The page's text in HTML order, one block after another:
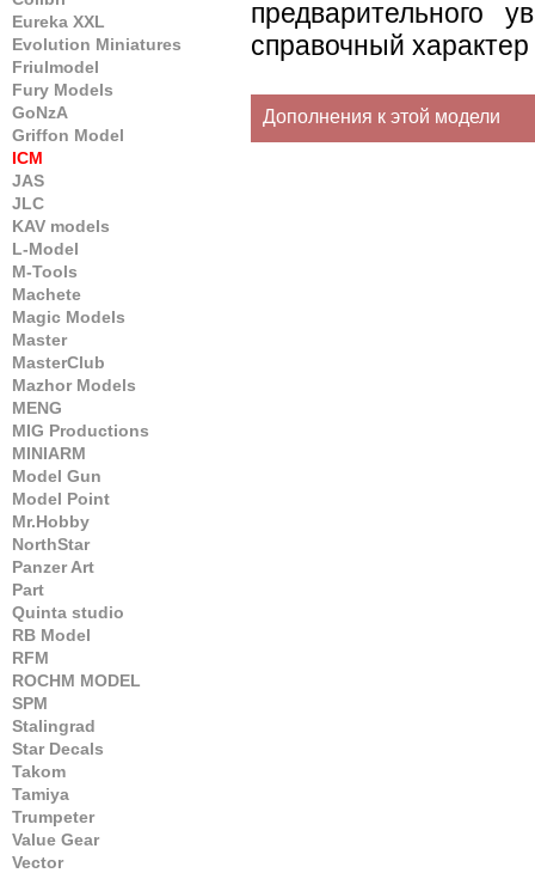
Eureka XXL
Evolution Miniatures
Friulmodel
Fury Models
GoNzA
Griffon Model
ICM
JAS
JLC
KAV models
L-Model
M-Tools
Machete
Magic Models
Master
MasterClub
Mazhor Models
MENG
MIG Productions
MINIARM
Model Gun
Model Point
Mr.Hobby
NorthStar
Panzer Art
Part
Quinta studio
RB Model
RFM
ROCHM MODEL
SPM
Stalingrad
Star Decals
Takom
Tamiya
Trumpeter
Value Gear
Vector
предварительного
справочный
Дополнения к этой модели